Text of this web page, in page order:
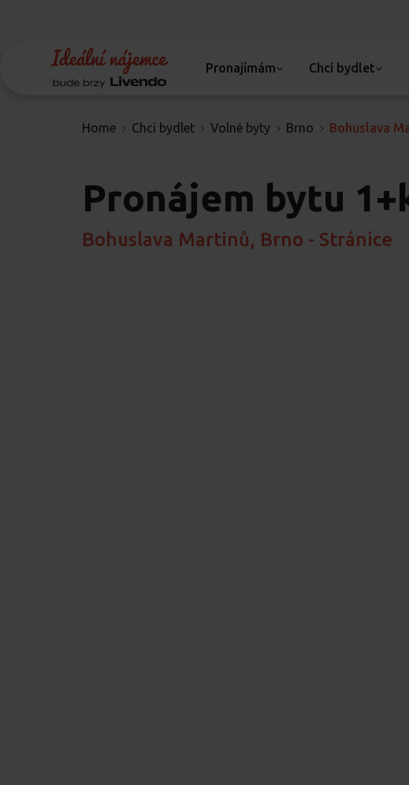
Pronajímám Chci bydlet
Home Chci bydlet Volné byty Brno Bohuslava
Pronájem bytu
Bohuslava Martinů, Brno - Stránice